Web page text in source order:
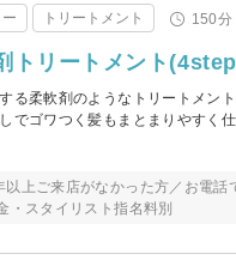
トリートメント 150分
リートメント
る柔軟剤のようなトリートメン
でゴワつく髪もまとまりやすく
上ご来店がなかった方／お電話
スタイリスト指名料別